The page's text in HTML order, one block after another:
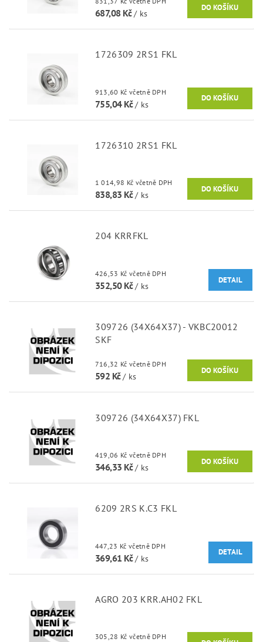
687,08 Kč/ ks
1726309 2RS1 FKL
913,60 Kč včetně DPH
755,04 Kč/ ks
1726310 2RS1 FKL
1 014,98 Kč včetně DPH
838,83 Kč/ ks
204 KRRFKL
426,53 Kč včetně DPH
352,50 Kč/ ks
DETAIL
309726 (34X64X37) - VKBC20012
SKF
716,32 Kč včetně DPH
592 Kč/ ks
309726 (34X64X37) FKL
419,06 Kč včetně DPH
346,33 Kč/ ks
6209 2RS K.C3 FKL
447,23 Kč včetně DPH
369,61 Kč/ ks
DETAIL
AGRO 203 KRR.AH02 FKL
305,28 Kč včetně DPH